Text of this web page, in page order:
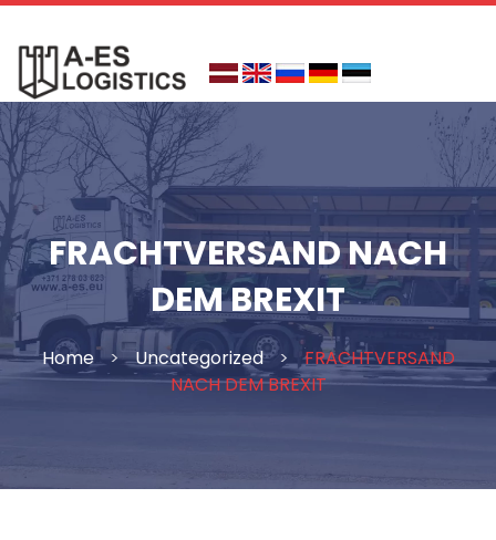
Skip
content
FRACHTVERSAND NACH
DEM BREXIT
Home > Uncategorized >
FRACHTVERSAND
NACH DEM BREXIT